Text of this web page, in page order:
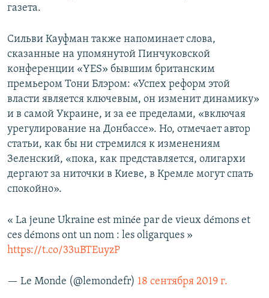
газета.
Сильви Кауфман также напоминает слова,
сказанные на упомянутой Пинчуковской
конференции «YES» бывшим британским
премьером Тони Блэром: «Успех реформ этой
власти является ключевым, он изменит динамику»
и в самой Украине, и за ее пределами, «включая
урегулирование на Донбассе». Но, отмечает автор
статьи, как бы ни стремился к изменениям
Зеленский, «пока, как представляется, олигархи
дергают за ниточки в Киеве, в Кремле могут спать
спокойно».
« La jeune Ukraine est minée par de vieux démons et
ces démons ont un nom : les oligarques »
https://t.co/33uBTEuyzP
— Le Monde (@lemondefr) 18 сентября 2019 г.